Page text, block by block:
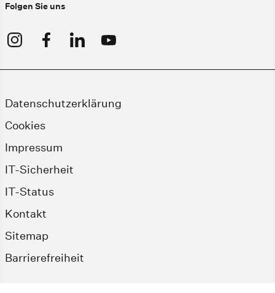
Folgen Sie uns
Datenschutzerklärung
Cookies
Impressum
IT-Sicherheit
IT-Status
Kontakt
Sitemap
Barrierefreiheit